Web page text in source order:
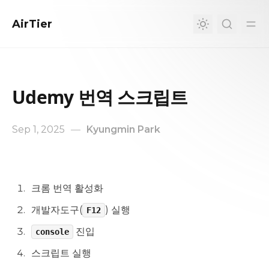
AirTier
Udemy 번역 스크립트
Sep 1, 2025 — Kyungmin Park
Udemy 번역 스크립트
크롬 번역 활성화
개발자도구( F12 ) 실행
console
진입
스크립트 실행